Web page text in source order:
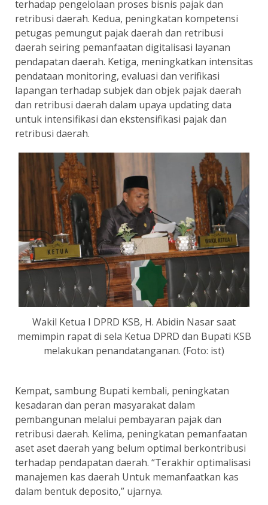
terhadap pengelolaan proses bisnis pajak dan
retribusi daerah. Kedua, peningkatan kompetensi
petugas pemungut pajak daerah dan retribusi
daerah seiring pemanfaatan digitalisasi layanan
pendapatan daerah. Ketiga, meningkatkan intensitas
pendataan monitoring, evaluasi dan verifikasi
lapangan terhadap subjek dan objek pajak daerah
dan retribusi daerah dalam upaya updating data
untuk intensifikasi dan ekstensifikasi pajak dan
retribusi daerah.
Wakil Ketua I DPRD KSB, H. Abidin Nasar saat
memimpin rapat di sela Ketua DPRD dan Bupati KSB
melakukan penandatanganan. (Foto: ist)
Kempat, sambung Bupati kembali, peningkatan
kesadaran dan peran masyarakat dalam
pembangunan melalui pembayaran pajak dan
retribusi daerah. Kelima, peningkatan pemanfaatan
aset aset daerah yang belum optimal berkontribusi
terhadap pendapatan daerah. “Terakhir optimalisasi
manajemen kas daerah Untuk memanfaatkan kas
dalam bentuk deposito,” ujarnya.